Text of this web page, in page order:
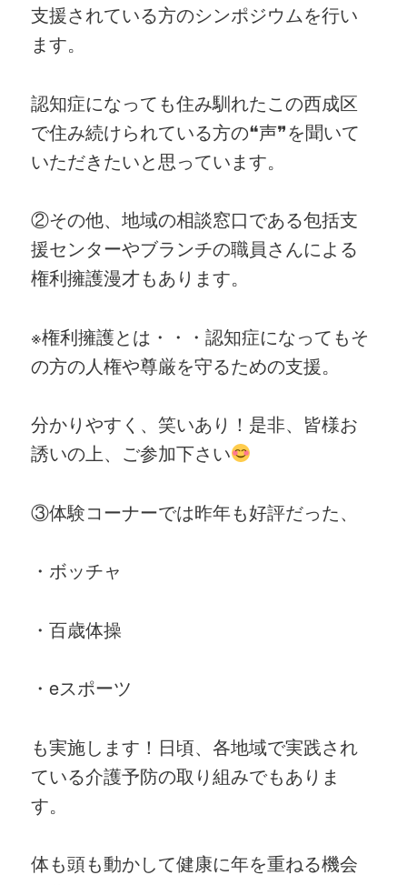
支援されている方のシンポジウムを行い
ます。
認知症になっても住み馴れたこの西成区
で住み続けられている方の❝声❞を聞いて
いただきたいと思っています。
②その他、地域の相談窓口である包括支
援センターやブランチの職員さんによる
権利擁護漫才もあります。
※権利擁護とは・・・認知症になってもそ
の方の人権や尊厳を守るための支援。
分かりやすく、笑いあり！是非、皆様お
誘いの上、ご参加下さい
③体験コーナーでは昨年も好評だった、
・ボッチャ
・百歳体操
・eスポーツ
も実施します！日頃、各地域で実践され
ている介護予防の取り組みでもありま
す。
体も頭も動かして健康に年を重ねる機会